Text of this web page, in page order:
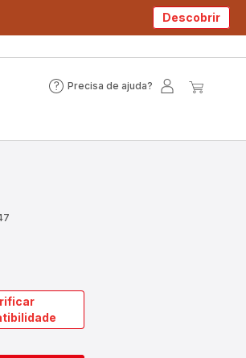
Descobrir
Precisa de ajuda?
Precisa